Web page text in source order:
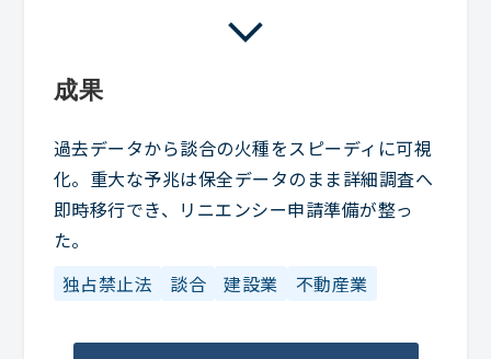
成果
過去データから談合の火種をスピーディに可視
化。重大な予兆は保全データのまま詳細調査へ
即時移行でき、リニエンシー申請準備が整っ
た。
独占禁止法
談合 建設業 不動産業